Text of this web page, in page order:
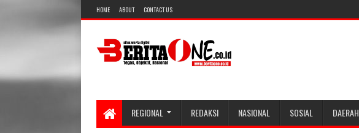
HOME ABOUT CONTACT US
REGIONAL REDAKSI NASIONAL SOSIAL DAERAH